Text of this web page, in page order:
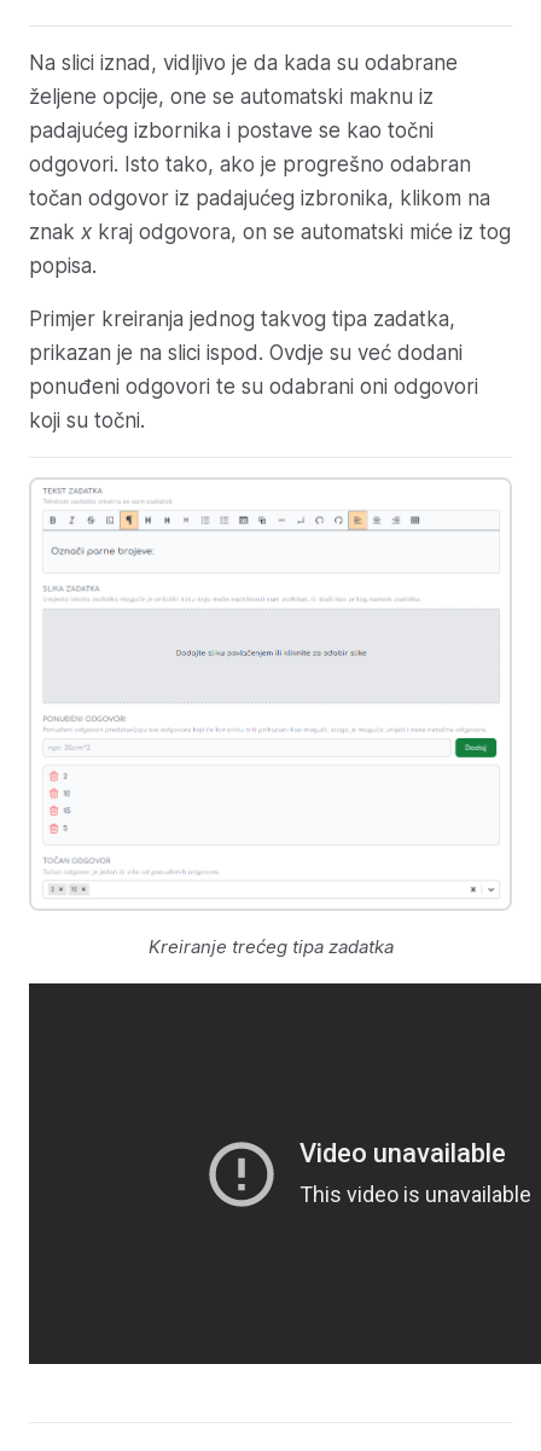
Na slici iznad, vidljivo je da kada su odabrane
željene opcije, one se automatski maknu iz
padajućeg izbornika i postave se kao točni
odgovori. Isto tako, ako je progrešno odabran
točan odgovor iz padajućeg izbronika, klikom na
znak x kraj odgovora, on se automatski miće iz tog
popisa.
Primjer kreiranja jednog takvog tipa zadatka,
prikazan je na slici ispod. Ovdje su već dodani
ponuđeni odgovori te su odabrani oni odgovori
koji su točni.
Kreiranje trećeg tipa zadatka